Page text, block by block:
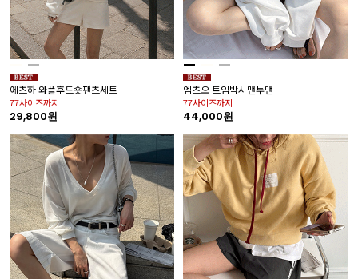
에츠하 와플후드숏팬츠세트
77사이즈까지
29,800원
엠츠오 트임박시맨투맨
77사이즈까지
44,000원